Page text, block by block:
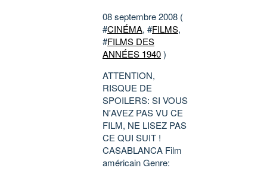
08 septembre 2008 (
#CINÉMA, #FILMS,
#FILMS DES
ANNÉES 1940)
ATTENTION,
RISQUE DE
SPOILERS: SI VOUS
N'AVEZ PAS VU CE
FILM, NE LISEZ PAS
CE QUI SUIT !
CASABLANCA Film
américain Genre: